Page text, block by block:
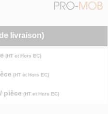
livraison)
(HT et Hors EC)
(HT et Hors EC)
pièce (HT et Hors EC)